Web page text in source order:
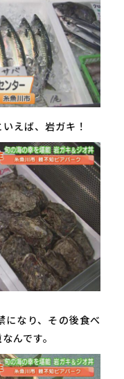
えば、岩ガキ！
になり、その後食べ
んです。